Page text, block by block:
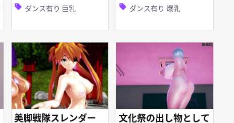
sell ダンス有り 巨乳 sell ダンス有り 爆乳
美脚戦隊スレンダー
文化祭の出し物として